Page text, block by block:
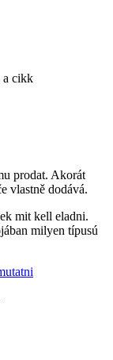
a cikk
prodat. Akorát
vlastně dodává.
mit kell eladni.
milyen típusú